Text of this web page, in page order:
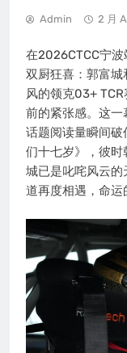
Admin 2 月
在2026CTCC宁
双厨狂喜：郭富
风的领克03+
前的紧张感。这
话题阅读量瞬间
们十七岁》，彼时
城已是叱咤风云
道再度相遇，命运